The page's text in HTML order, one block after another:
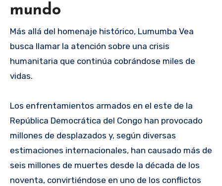
mundo
Más allá del homenaje histórico, Lumumba Vea
busca llamar la atención sobre una crisis
humanitaria que continúa cobrándose miles de
vidas.
Los enfrentamientos armados en el este de la
República Democrática del Congo han provocado
millones de desplazados y, según diversas
estimaciones internacionales, han causado más de
seis millones de muertes desde la década de los
noventa, convirtiéndose en uno de los conflictos